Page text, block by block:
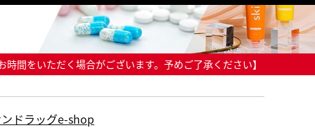
間をいただく場合がございます。予めご了承ください】
ドラッグe-shop